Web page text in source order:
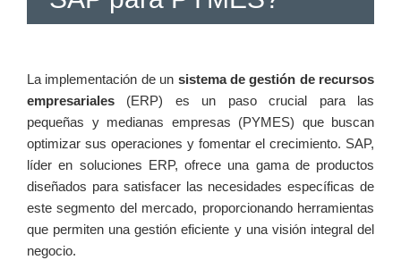
La implementación de un sistema de ‌gestión de recursos
empresariales (ERP) es un paso crucial para las
pequeñas y medianas empresas⁣ (PYMES) que buscan
optimizar sus ‌operaciones y fomentar el crecimiento. SAP,
⁤líder en soluciones ERP, ofrece una gama‌ de‍ productos
diseñados para satisfacer las necesidades específicas de
este ⁤segmento del mercado, proporcionando herramientas
que permiten una gestión eficiente y una visión integral del
negocio.